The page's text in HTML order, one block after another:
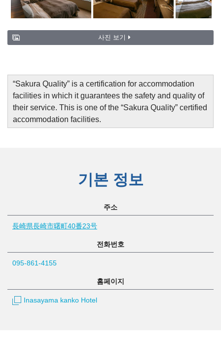
사진 보기
“Sakura Quality” is a certification for accommodation
facilities in which it guarantees the safety and quality of
their service. This is one of the “Sakura Quality” certified
accommodation facilities.
기본 정보
주소
長崎県長崎市曙町40番23号
전화번호
095-861-4155
홈페이지
Inasayama kanko Hotel